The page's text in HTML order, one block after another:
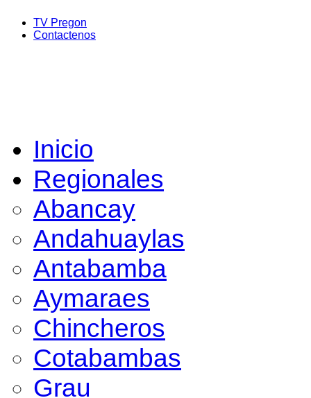
TV Pregon
Contactenos
Inicio
Regionales
Abancay
Andahuaylas
Antabamba
Aymaraes
Chincheros
Cotabambas
Grau